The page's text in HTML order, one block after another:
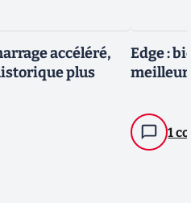
accéléré,
plus
Edge :
1